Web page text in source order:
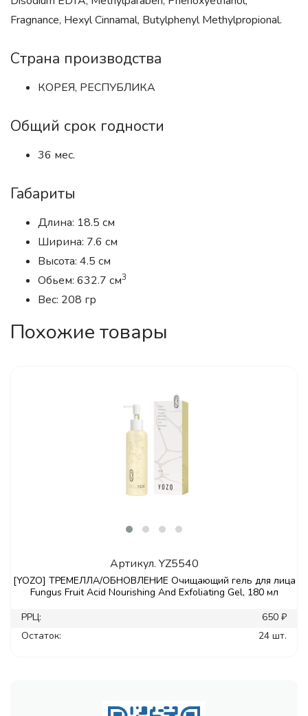
Fragnance, Hexyl Cinnamal, Butylphenyl Methylpropional.
Страна производства
КОРЕЯ, РЕСПУБЛИКА
Общий срок годности
36 мес.
Габариты
Длина: 18.5 см
Ширина: 7.6 см
Высота: 4.5 см
Обьем: 632.7 см3
Вес: 208 гр
Похожие товары
Артикул. YZ5540
[YOZO] ТРЕМЕЛЛА/ОБНОВЛЕНИЕ Очищающий гель для лица
Fungus Fruit Acid Nourishing And Exfoliating Gel, 180 мл
РРЦ:
650 ₽
Остаток:
24 шт.